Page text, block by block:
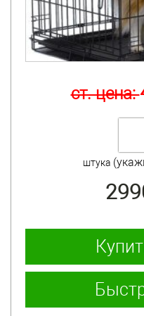
ст. цена:
штука